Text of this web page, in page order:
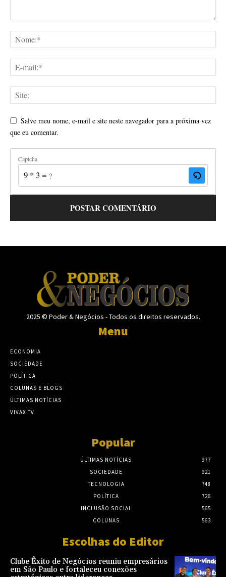
Salve meu nome, e-mail e site neste navegador para a próxima vez
que eu comentar.
Captcha
9 * 3 = ?
2025 © Poder & Negócios - Todos os direitos reservados.
Menu
ECONOMIA
SOCIEDADE
POLÍTICA
COLUNAS E BLOGS
ÚLTIMAS NOTÍCIAS
VIVAX TV
Popular
ÚLTIMAS NOTÍCIAS
977
SOCIEDADE
921
TECNOLOGIA
748
POLÍTICA
726
INCLUSÃO SOCIAL
565
COLUNAS
563
Escolhas do Editor
Clube Êxito de Negócios reuniu empresários
em São Paulo e fortaleceu conexões